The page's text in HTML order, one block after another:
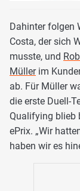
Dahinter folgen
Costa, der sich
musste, und
Müllerim
ab. Für Müller
die erste Duell-
Qualifying blieb
ePrix. „Wir
haben wir es